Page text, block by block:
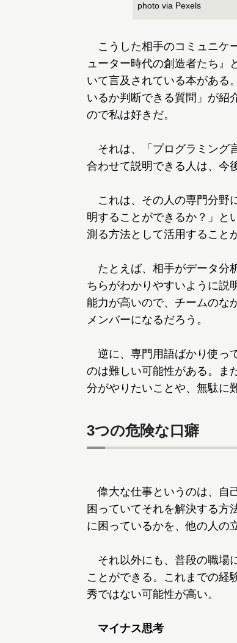
photo via Pexels
こうした相手のコミュニケ
ューター時代の創造者たち』
いて言及されている本がある
いるか判断できる質問」が紹
ので私は好きだ。
それは、「プログラミング
合わせて説明できる人は、今
これは、その人の専門分野
明することができるか？」と
測る方法として活用すること
たとえば、相手がデータ分
ちらがわかりやすいように説
能力が高いので、チームのな
メンバーになるだろう。
逆に、専門用語ばかり使っ
のは難しい可能性がある。ま
分がやりたいことや、無駄に
3つの危険な口癖
偉大な仕事というのは、自
困っていてそれを解決する方
に困っているかを、他の人の
それ以外にも、普段の職場
ことができる。これまでの経
秀ではない可能性が高い。
マイナス思考